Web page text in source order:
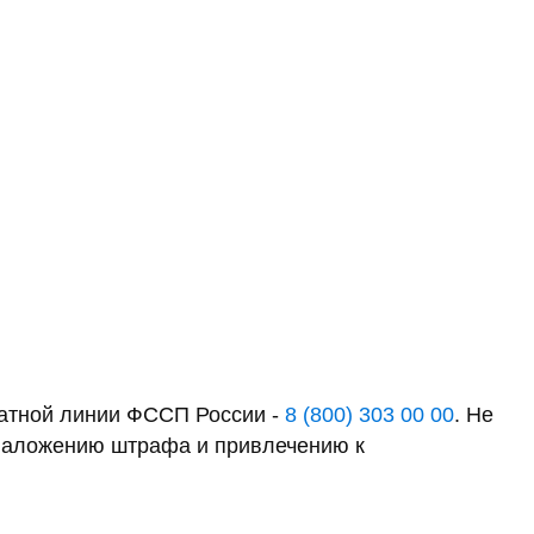
линии ФССП России - 8 (800) 303 00 00. Не
штрафа и привлечению к